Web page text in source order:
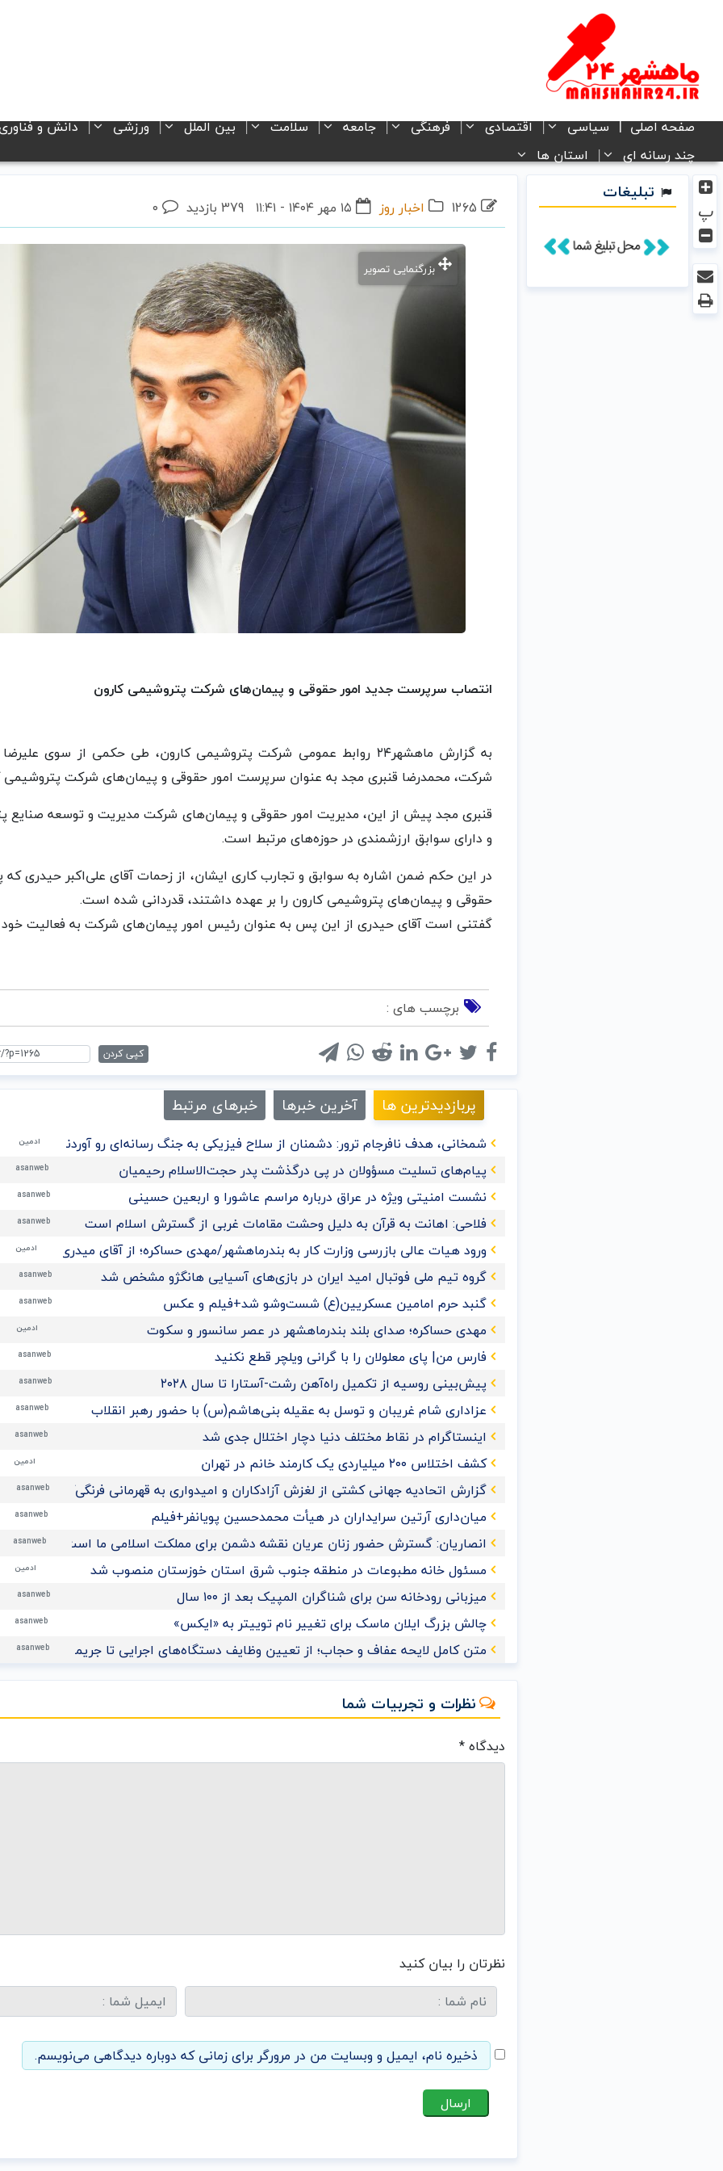
صفحه اصلی سیاسی اقتصادی فرهنگی جامعه سلامت بین الملل ورزشی دانش و
چند رسانه ای
استان ها
پ
تبلیغات
1265 اخبار روز ۱۵ مهر ۱۴۰۴ - ۱۱:۴۱ 379 بازدید ۰
بزرگنمایی تصویر
انتصاب سرپرست جدید امور حقوقی و پیمان‌های شرکت پتروشیمی کارون
به گزارش ماهشهر۲۴ روابط عمومی شرکت پتروشیمی کارون، طی حکمی از سوی
شرکت، محمدرضا قنبری مجد به عنوان سرپرست امور حقوقی و پیمان‌های شرکت
قنبری مجد پیش از این، مدیریت امور حقوقی و پیمان‌های شرکت مدیریت و توسعه صنایع
و دارای سوابق ارزشمندی در حوزه‌های مرتبط است.
در این حکم ضمن اشاره به سوابق و تجارب کاری ایشان، از زحمات آقای علی‌اکبر حیدری
حقوقی و پیمان‌های پتروشیمی کارون را بر عهده داشتند، قدردانی شده است.
گفتنی است آقای حیدری از این پس به عنوان رئیس امور پیمان‌های شرکت به فعالیت خود
برچسب های :
کپی کردن
پربازدیدترین ها آخرین خبرها خبرهای مرتبط
ادمینشمخانی، هدف نافرجام ترور: دشمنان از سلاح فیزیکی به جنگ رسانه‌ای رو آوردند/
asanweb پیام‌های تسلیت مسؤولان در پی درگذشت پدر حجت‌الاسلام رحیمیان
asanweb نشست امنیتی ویژه در عراق درباره مراسم عاشورا و اربعین حسینی
asanweb فلاحی: اهانت به قرآن‌ به دلیل وحشت مقامات غربی از گسترش اسلام است
ادمین
ورود هیات عالی بازرسی وزارت کار به بندرماهشهر/مهدی حساکره؛ از آقای میدری تشکر میکنم
asanweb گروه تیم ملی فوتبال امید ایران در بازی‌های آسیایی هانگژو مشخص شد
asanweb گنبد حرم امامین عسکریین(ع) شست‌وشو شد+فیلم و عکس
ادمین مهدی حساکره؛ صدای بلند بندرماهشهر در عصر سانسور و سکوت
asanweb فارس من| پای معلولان را با گرانی ویلچر قطع نکنید
asanweb پیش‌بینی روسیه از تکمیل راه‌آهن رشت-آستارا تا سال ‌۲۰۲۸
asanweb عزاداری شام غریبان و توسل به عقیله بنی‌هاشم(س) با حضور رهبر انقلاب
asanweb اینستاگرام در نقاط مختلف دنیا دچار اختلال جدی شد
ادمین کشف اختلاس ۲۰۰ میلیاردی یک کارمند خانم در تهران
asanweb
گزارش اتحادیه جهانی کشتی از لغزش آزادکاران و امیدواری به قهرمانی فرنگی‌کاران نوجوان
asanweb میان‌داری آرتین سرایداران در هیأت محمدحسین پویانفر+فیلم
asanweb انصاریان: گسترش حضور زنان عریان نقشه دشمن برای مملکت اسلامی ما است
ادمین مسئول خانه مطبوعات در منطقه جنوب شرق استان خوزستان منصوب شد
asanweb میزبانی رودخانه سن برای شناگران المپیک بعد از ۱۰۰ سال
asanweb چالش بزرگ ایلان ماسک برای تغییر نام توییتر به «ایکس»
asanweb
متن کامل لایحه عفاف و حجاب؛ از تعیین وظایف دستگاه‌های اجرایی تا جریمه نقدی برای
نظرات و تجربیات شما
دیدگاه*
نظرتان را بیان کنید
ذخیره نام، ایمیل و وبسایت من در مرورگر برای زمانی که دوباره دیدگاهی می‌نویسم.